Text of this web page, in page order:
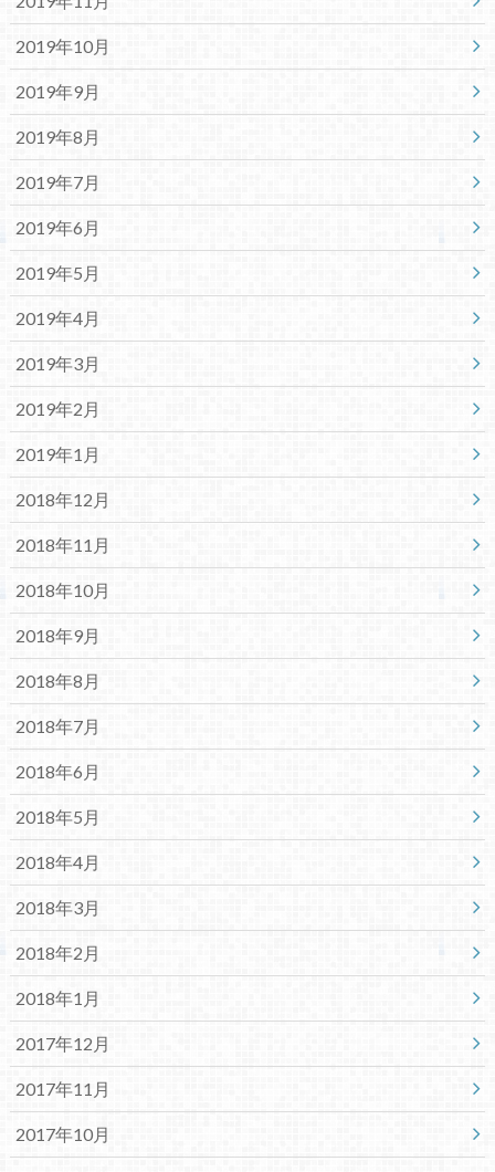
2019年10月
2019年9月
2019年8月
2019年7月
2019年6月
2019年5月
2019年4月
2019年3月
2019年2月
2019年1月
2018年12月
2018年11月
2018年10月
2018年9月
2018年8月
2018年7月
2018年6月
2018年5月
2018年4月
2018年3月
2018年2月
2018年1月
2017年12月
2017年11月
2017年10月